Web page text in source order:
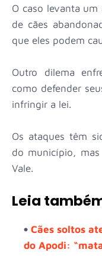
O caso levanta um
de cães
que eles podem
Outro dilema
como defender
infringir a lei.
Os ataques têm
do município,
Vale.
Leia
Cães soltos
do Apodi: